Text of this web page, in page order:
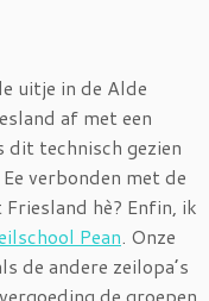
uitje in de Alde
af met een
dit technisch gezien
verbonden met de
hè? Enfin, ik
Pean. Onze
de andere zeilopa’s